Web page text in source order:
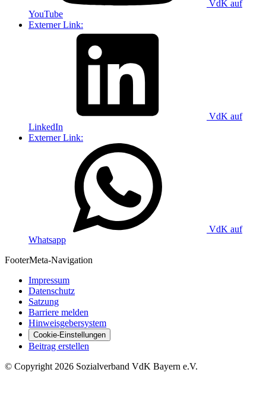
VdK auf
YouTube
Externer Link:
VdK auf
LinkedIn
Externer Link:
VdK auf
Whatsapp
FooterMeta-Navigation
Impressum
Datenschutz
Satzung
Barriere melden
Hinweisgebersystem
Cookie-Einstellungen
Beitrag erstellen
© Copyright 2026 Sozialverband VdK Bayern e.V.